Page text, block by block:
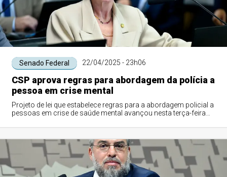
Senado Federal 22/04/2025 - 23h06
CSP aprova regras para abordagem da polícia a
pessoa em crise mental
Projeto de lei que estabelece regras para a abordagem policial a
pessoas em crise de saúde mental avançou nesta terça-feira